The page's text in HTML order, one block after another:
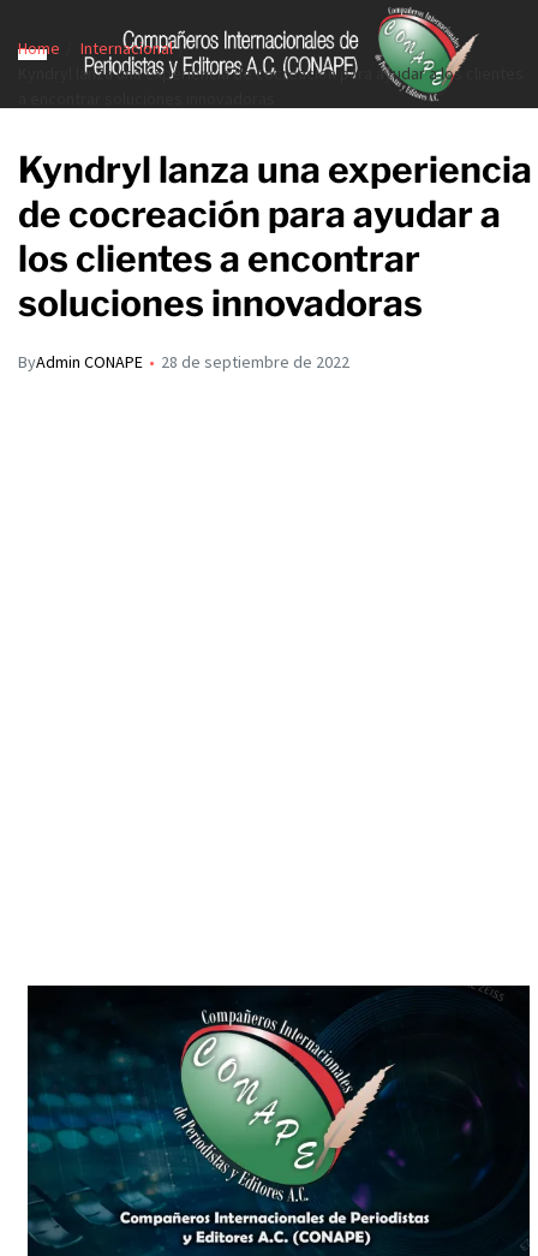
Home
Internacional
Kyndryl lanza una experiencia de cocreación para ayudar a los clientes
Kyndryl lanza una experiencia
de cocreación para ayudar a
los clientes a encontrar
soluciones innovadoras
ByAdmin CONAPE 28 de septiembre de 2022